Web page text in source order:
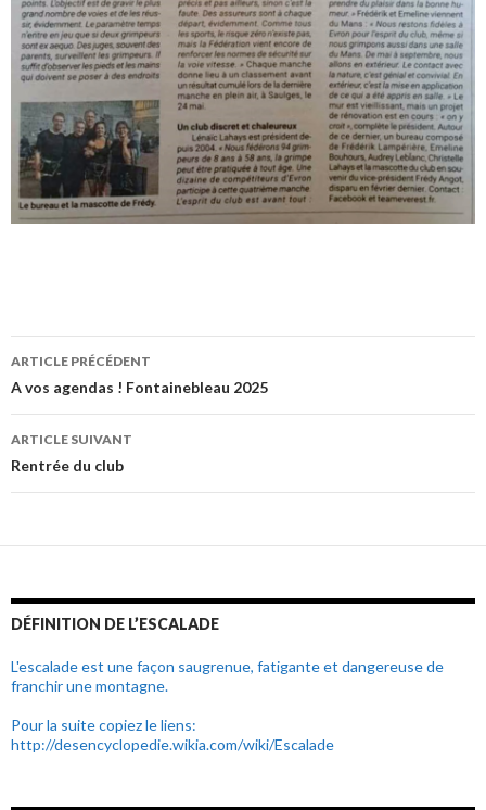
Navigation
de
l’article
ARTICLE PRÉCÉDENT
A vos agendas ! Fontainebleau 2025
ARTICLE SUIVANT
Rentrée du club
DÉFINITION DE L’ESCALADE
L'escalade est une façon saugrenue, fatigante et dangereuse de
franchir une montagne.
Pour la suite copiez le liens:
http://desencyclopedie.wikia.com/wiki/Escalade